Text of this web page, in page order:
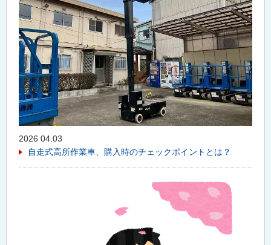
2026 04.03
自走式高所作業車、購入時のチェックポイントとは？